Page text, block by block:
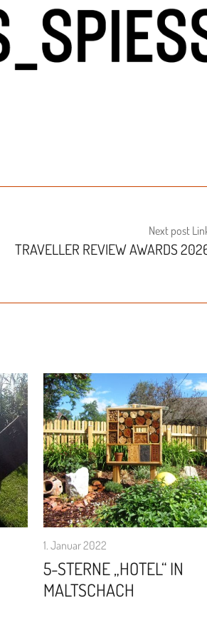
Next post
TRAVELLER REVIEW AWARDS
1. Januar 2022
5-STERNE „HOTEL“ IN
MALTSCHACH